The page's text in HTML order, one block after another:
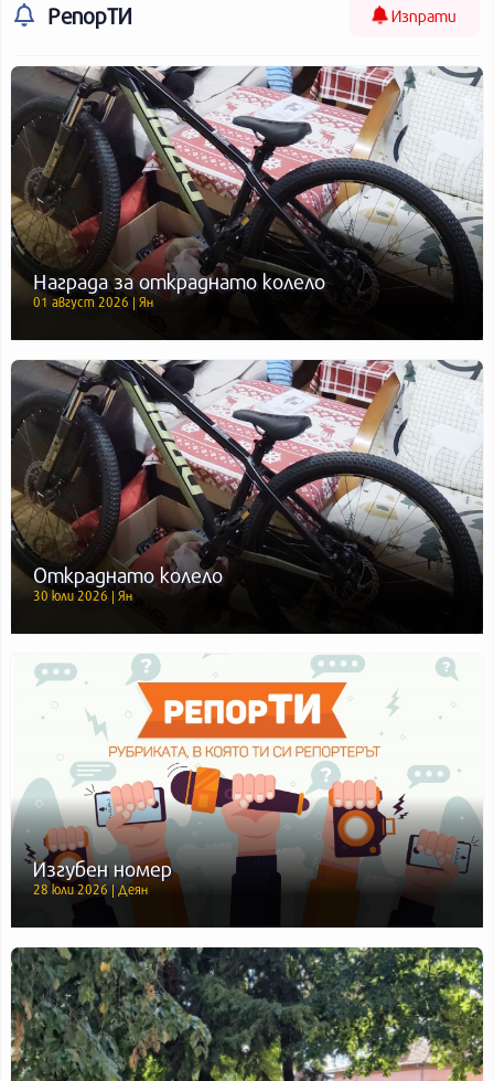
РепорТИ Изпрати
Награда за откраднато колело
01 август 2026 | Ян
Откраднато колело
30 юли 2026 | Ян
Изгубен номер
28 юли 2026 | Деян